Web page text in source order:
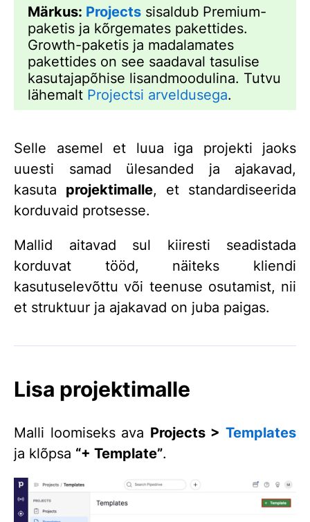
Märkus: Projects sisaldub Premium-
paketis ja kõrgemates pakettides.
Growth-paketis ja madalamates
pakettides on see saadaval tasulise
kasutajapõhise lisandmoodulina. Tutvu
lähemalt Projectsi arveldusega.
Selle asemel et luua iga projekti jaoks
uuesti samad ülesanded ja ajakavad,
kasuta projektimalle, et standardiseerida
korduvaid protsesse.
Mallid aitavad sul kiiresti seadistada
korduvat tööd, näiteks kliendi
kasutuselevõttu või teenuse osutamist, nii
et struktuur ja ajakavad on juba paigas.
Lisa projektimalle
Malli loomiseks ava Projects >Templates
ja klõpsa “+ Template”.